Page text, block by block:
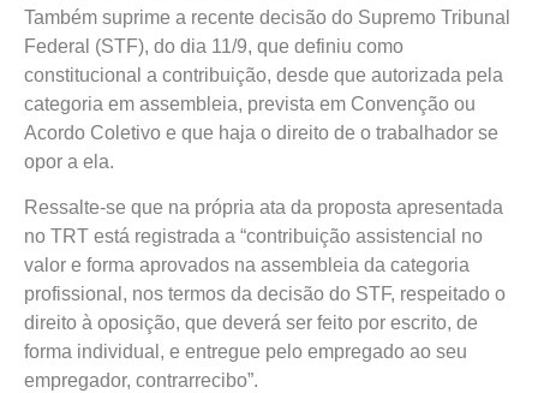
Também suprime a recente decisão do Supremo Tribunal
Federal (STF), do dia 11/9, que definiu como
constitucional a contribuição, desde que autorizada pela
categoria em assembleia, prevista em Convenção ou
Acordo Coletivo e que haja o direito de o trabalhador se
opor a ela.
Ressalte-se que na própria ata da proposta apresentada
no TRT está registrada a “contribuição assistencial no
valor e forma aprovados na assembleia da categoria
profissional, nos termos da decisão do STF, respeitado o
direito à oposição, que deverá ser feito por escrito, de
forma individual, e entregue pelo empregado ao seu
empregador, contrarrecibo”.